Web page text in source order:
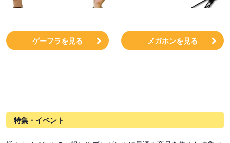
ゲーフラを見る メガホンを見る
特集・イベント